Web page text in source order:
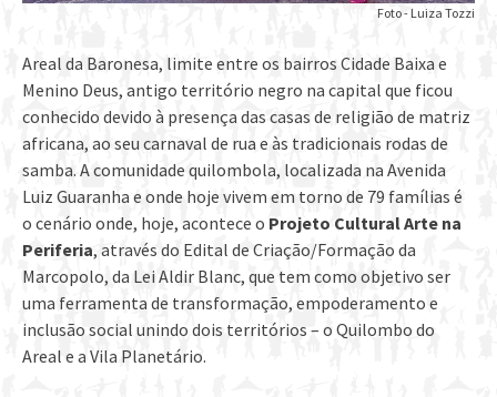
Foto - Luiza Tozzi
Areal da Baronesa, limite entre os bairros Cidade Baixa e
Menino Deus, antigo território negro na capital que ficou
conhecido devido à presença das casas de religião de matriz
africana, ao seu carnaval de rua e às tradicionais rodas de
samba. A comunidade quilombola, localizada na Avenida
Luiz Guaranha e onde hoje vivem em torno de 79 famílias é
o cenário onde, hoje, acontece o Projeto Cultural Arte na
Periferia, através do Edital de Criação/Formação da
Marcopolo, da Lei Aldir Blanc, que tem como objetivo ser
uma ferramenta de transformação, empoderamento e
inclusão social unindo dois territórios – o Quilombo do
Areal e a Vila Planetário.